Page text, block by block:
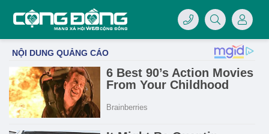
07/LOGO-